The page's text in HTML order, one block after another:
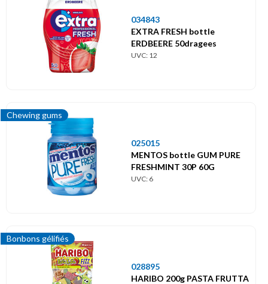
034843
EXTRA FRESH bottle
ERDBEERE 50dragees
UVC: 12
Chewing gums
025015
MENTOS bottle GUM PURE
FRESHMINT 30P 60G
UVC: 6
Bonbons gélifiés
028895
HARIBO 200g PASTA FRUTTA